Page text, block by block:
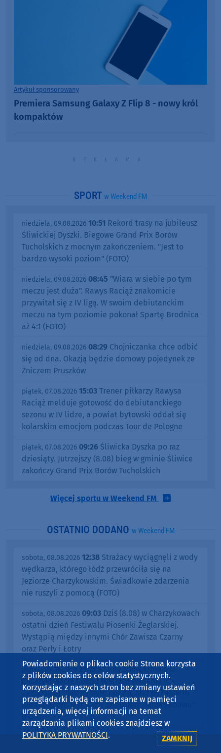
Artykuł sponsorowany
Premiera Samsung Galaxy Z Flip 8 - nowy król
kompaktów
SPORT w Weekend FM
niedziela, 09.08.2026 10:51 Rekord trasy na jubileusz
Śliwickiej Dyszki. Biegowe Grand Prix Borów
Tucholskich z mocnym zakończeniem. "Jest to
bardzo wysoki poziom" (FOTO)
niedziela, 09.08.2026 08:45 "Wiara w siebie po tym
meczu jest duża". Rawys Raciąż znakomicie
przywitał się z IV ligą. W swoim debiutanckim
meczu na tym poziomie pokonał Spartę Brodnica
aż 4:1 (FOTO)
niedziela, 09.08.2026 08:29 Chojniczanka chce odbić
się od dna. Okazją będzie domowy pojedynek ze
Zniczem Pruszków
piątek, 07.08.2026 15:03 Trener piłkarzy Rawysa
Raciąż melduje gotowość do debiutanckiego
sezonu w IV lidze, a powiat bytowski oddał się
kolarskim emocjom podczas Tour de Pologne
piątek, 07.08.2026 09:26 Śliwicka Dyszka po raz
dziesiąty. Jutrzejszy (8.08) bieg w gminie Śliwice
zakończy Grand Prix Borów Tucholskich
Więcej sportu w Weekend FM
OSTATNIO DODANO w Weekend FM
sobota, 08.08.2026 12:38 Strażacy wyciągnęli z wody
wędkarza, którego łódź przewróciła się na
Jeziorze Charzykowskim. Świadkowie zdarzenia
nie ruszyli z pomocą (FOTO)
sobota, 08.08.2026 09:03 Dziś (8.08) w Charzykowach
ostatni dzień Festiwalu Piosenki Żeglarskiej.
Wystąpią między innymi Chór Zawisza Czarny
oraz Perły i Łotry
21:15Szanty znów królują w
Charzykowach. Ruszył Festiwal Piosenki
Żeglarskiej. "Jak by było nudno, nikt by mnie tu
nie zobaczył. Jest fajna atmosfera, fajna zabawa"
(FOTO)
piątek, 07.08.2026 13:08Rada Gminy w Chojnicach
jednak nie przyjęła planu ogólnego. Decyzja
Powiadomienie o plikach cookie Strona korzysta
z plików cookies do celów statystycznych.
Korzystając z naszych stron bez zmiany ustawień
przeglądarki będą one zapisane w pamięci
urządzenia, więcej informacji na temat
zarządzania plikami cookies znajdziesz w
POLITYKA PRYWATNOŚCI. ZAMKNIJ